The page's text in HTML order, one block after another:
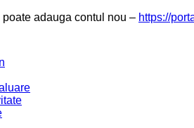
adauga contul nou – https://